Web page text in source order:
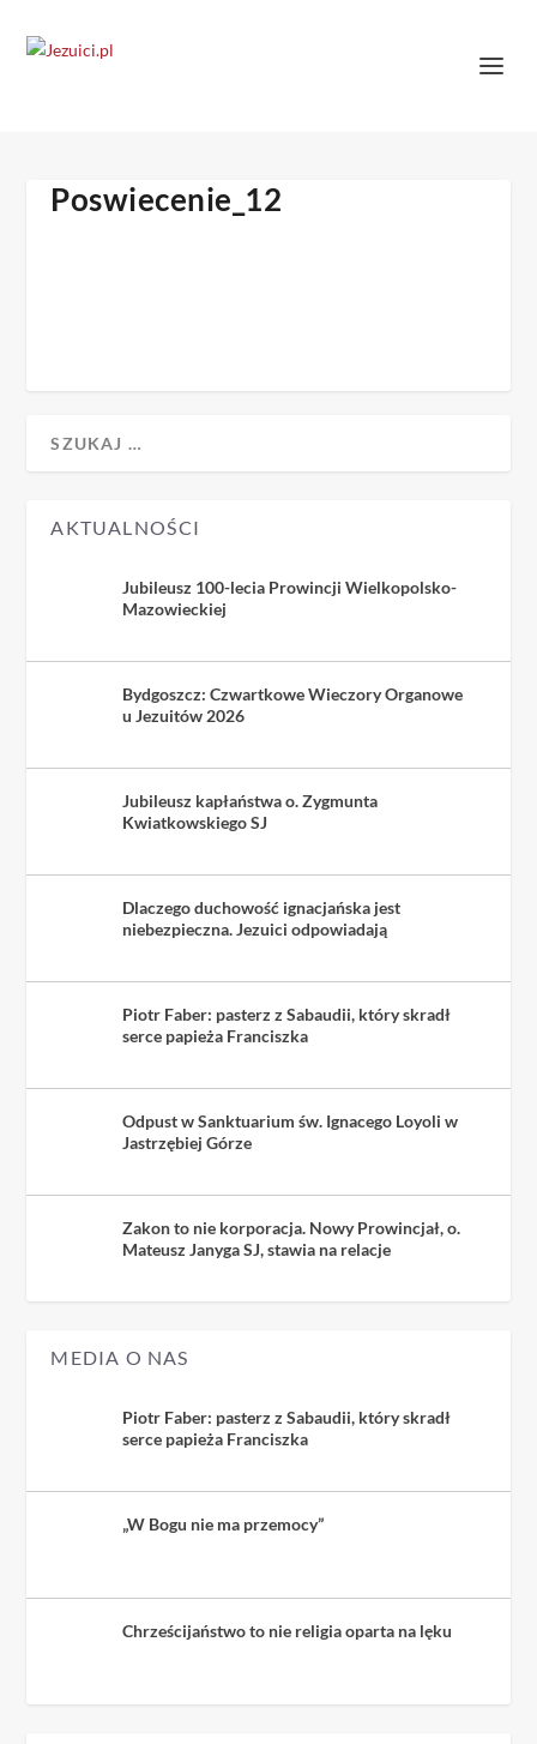
Poswiecenie_12
AKTUALNOŚCI
Jubileusz 100-lecia Prowincji Wielkopolsko-
Mazowieckiej
Bydgoszcz: Czwartkowe Wieczory Organowe
u Jezuitów 2026
Jubileusz kapłaństwa o. Zygmunta
Kwiatkowskiego SJ
Dlaczego duchowość ignacjańska jest
niebezpieczna. Jezuici odpowiadają
Piotr Faber: pasterz z Sabaudii, który skradł
serce papieża Franciszka
Odpust w Sanktuarium św. Ignacego Loyoli w
Jastrzębiej Górze
Zakon to nie korporacja. Nowy Prowincjał, o.
Mateusz Janyga SJ, stawia na relacje
MEDIA O NAS
Piotr Faber: pasterz z Sabaudii, który skradł
serce papieża Franciszka
„W Bogu nie ma przemocy”
Chrześcijaństwo to nie religia oparta na lęku